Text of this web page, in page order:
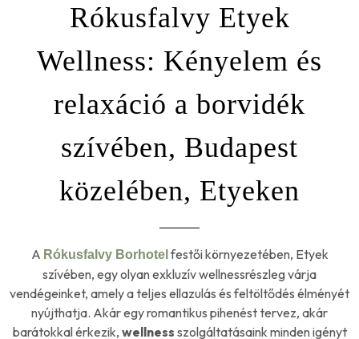
Rókusfalvy Etyek
Wellness: Kényelem és
relaxáció a borvidék
szívében​, Budapest
közelében, Etyeken
A Rókusfalvy Borhotel festői környezetében, Etyek
szívében, egy olyan exkluzív wellnessrészleg várja
vendégeinket, amely a teljes ellazulás és feltöltődés élményét
nyújthatja. Akár egy romantikus pihenést tervez, akár
barátokkal érkezik, wellness szolgáltatásaink minden igényt